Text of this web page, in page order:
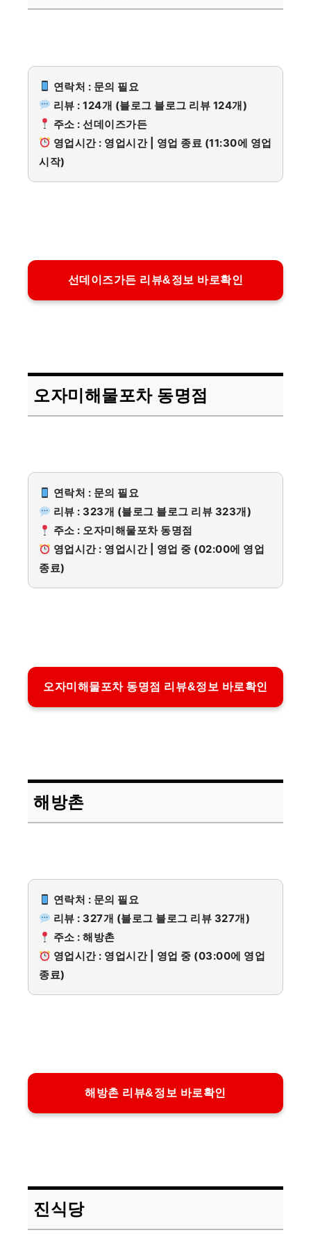
연락처 : 문의 필요
리뷰 : 124개 (블로그 블로그 리뷰 124개)
주소 : 선데이즈가든
영업시간 : 영업시간 | 영업 종료 (11:30에 영업
시작)
선데이즈가든 리뷰&정보 바로확인
오자미해물포차 동명점
연락처 : 문의 필요
리뷰 : 323개 (블로그 블로그 리뷰 323개)
주소 : 오자미해물포차 동명점
영업시간 : 영업시간 | 영업 중 (02:00에 영업
종료)
오자미해물포차 동명점 리뷰&정보 바로확인
해방촌
연락처 : 문의 필요
리뷰 : 327개 (블로그 블로그 리뷰 327개)
주소 : 해방촌
영업시간 : 영업시간 | 영업 중 (03:00에 영업
종료)
해방촌 리뷰&정보 바로확인
진식당